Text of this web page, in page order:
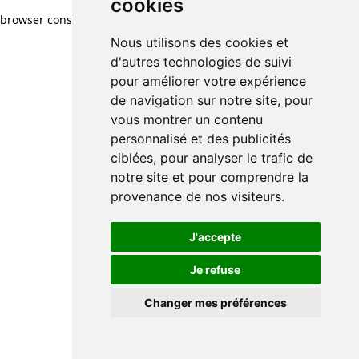
cookies
Nous utilisons des cookies et
d'autres technologies de suivi
pour améliorer votre expérience
de navigation sur notre site, pour
vous montrer un contenu
personnalisé et des publicités
ciblées, pour analyser le trafic de
notre site et pour comprendre la
provenance de nos visiteurs.
J'accepte
Je refuse
Changer mes préférences
browser console for more information)